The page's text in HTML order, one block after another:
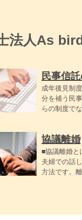
法人As
民事信
成年後見制
分を補う民
らの制度で
協議離婚
■協議離婚と
夫婦での話
方法です。